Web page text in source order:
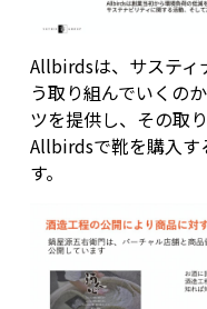
Allbirdsは、サスティ
う取り組んでいくの
ツを提供し、その取
Allbirdsで靴を購入す
す。